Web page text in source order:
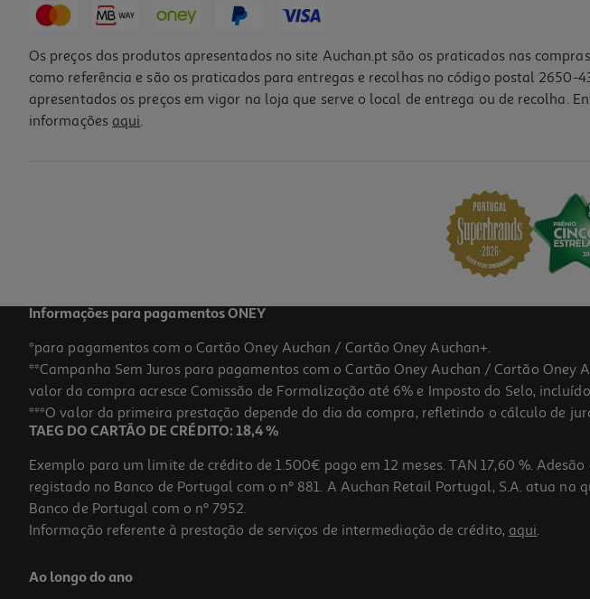
Os preços dos produtos apresentados no site Auchan.pt são os praticados nas
como referência e são os praticados para entregas e recolhas no código postal
apresentados os preços em vigor na loja que serve o local de entrega ou de
informações aqui.
Informações para pagamentos ONEY
*para pagamentos com o Cartão Oney Auchan / Cartão Oney Auchan+.
**Campanha Sem Juros para pagamentos com o Cartão Oney Auchan / Cartão
valor da compra acresce Comissão de Formalização até 6% e Imposto do Selo,
***O valor da primeira prestação depende do dia da compra, refletindo o cálculo de
TAEG DO CARTÃO DE CRÉDITO: 18,4 %
Exemplo para um limite de crédito de 1.500€ pago em 12 meses. TAN 17,60 %.
registado no Banco de Portugal com o nº 881. A Auchan Retail Portugal, S.A. atua
Banco de Portugal com o nº 7952.
Informação referente à prestação de serviços de intermediação de crédito, aqui.
Ao longo do ano